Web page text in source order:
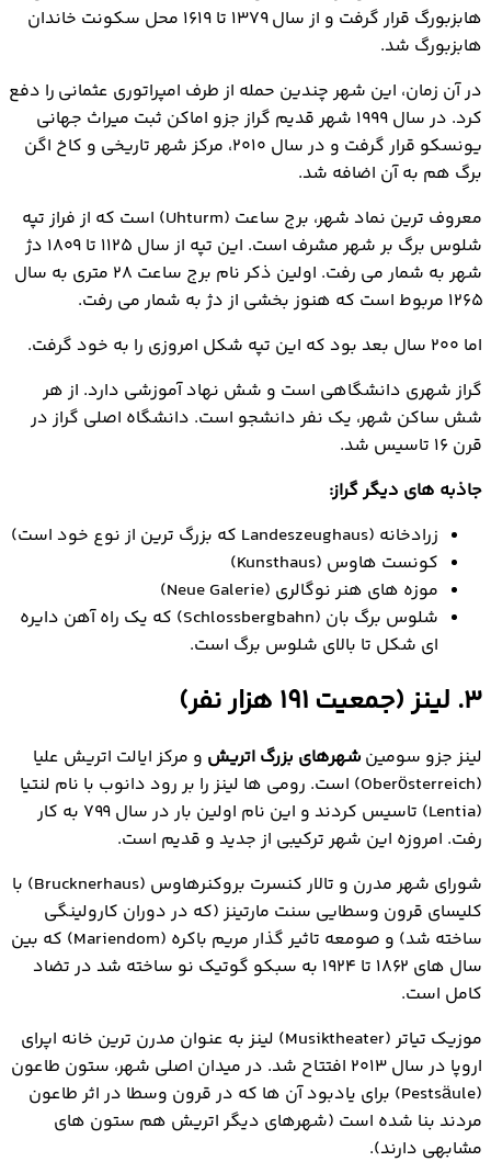
هابزبورگ قرار گرفت و از سال ۱۳۷۹ تا ۱۶۱۹ محل سکونت خاندان
هابزبورگ شد.
در آن زمان، این شهر چندین حمله از طرف امپراتوری عثمانی را دفع
کرد. در سال ۱۹۹۹ شهر قدیم گراز جزو اماکن ثبت میراث جهانی
یونسکو قرار گرفت و در سال ۲۰۱۰، مرکز شهر تاریخی و کاخ اگن
برگ هم به آن اضافه شد.
معروف ترین نماد شهر، برج ساعت (Uhturm) است که از فراز تپه
شلوس برگ بر شهر مشرف است. این تپه از سال ۱۱۲۵ تا ۱۸۰۹ دژ
شهر به شمار می رفت. اولین ذکر نام برج ساعت ۲۸ متری به سال
۱۲۶۵ مربوط است که هنوز بخشی از دژ به شمار می رفت.
اما ۲۰۰ سال بعد بود که این تپه شکل امروزی را به خود گرفت.
گراز شهری دانشگاهی است و شش نهاد آموزشی دارد. از هر
شش ساکن شهر، یک نفر دانشجو است. دانشگاه اصلی گراز در
قرن ۱۶ تاسیس شد.
جاذبه های دیگر گراز:
زرادخانه (Landeszeughaus که بزرگ ترین از نوع خود است)
کونست هاوس (Kunsthaus)
موزه های هنر نوگالری (Neue Galerie)
شلوس برگ بان (Schlossbergbahn) که یک راه آهن دایره
ای شکل تا بالای شلوس برگ است.
3. لینز (جمعیت ۱۹۱ هزار نفر)
لینز جزو سومین شهرهای بزرگ اتریش و مرکز ایالت اتریش علیا
(Oberösterreich) است. رومی ها لینز را بر رود دانوب با نام لنتیا
(Lentia) تاسیس کردند و این نام اولین بار در سال ۷۹۹ به کار
رفت. امروزه این شهر ترکیبی از جدید و قدیم است.
شورای شهر مدرن و تالار کنسرت بروکنرهاوس (Brucknerhaus) با
کلیسای قرون وسطایی سنت مارتینز (که در دوران کارولینگی
ساخته شد) و صومعه تاثیر گذار مریم باکره (Mariendom) که بین
سال های ۱۸۶۲ تا ۱۹۲۴ به سبکو گوتیک نو ساخته شد در تضاد
کامل است.
موزیک تیاتر (Musiktheater) لینز به عنوان مدرن ترین خانه اپرای
اروپا در سال ۲۰۱۳ افتتاح شد. در میدان اصلی شهر، ستون طاعون
(Pestsäule) برای یادبود آن ها که در قرون وسطا در اثر طاعون
مردند بنا شده است (شهرهای دیگر اتریش هم ستون های
مشابهی دارند).